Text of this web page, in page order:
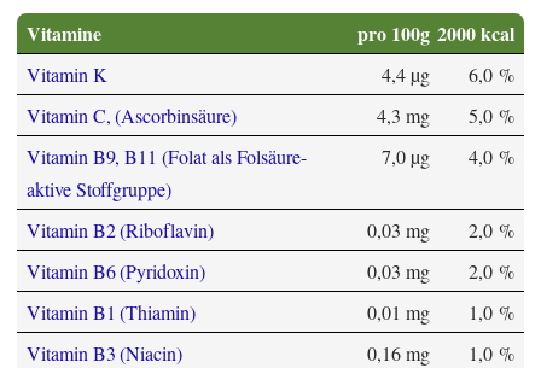
Vitamine pro 100g 2000 kcal
Vitamin K 4,4 µg
6,0 %
Vitamin C, (Ascorbinsäure)
4,3 mg
5,0 %
Vitamin B9, B11 (Folat als Folsäure-
aktive Stoffgruppe)
7,0 µg 4,0 %
Vitamin B2 (Riboflavin) 0,03 mg
2,0 %
Vitamin B6 (Pyridoxin)
0,03 mg
2,0 %
Vitamin B1 (Thiamin)
0,01 mg
1,0 %
Vitamin B3 (Niacin)
0,16 mg
1,0 %